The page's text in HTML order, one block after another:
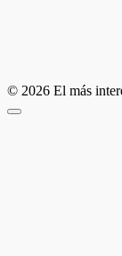
© 2026 El más